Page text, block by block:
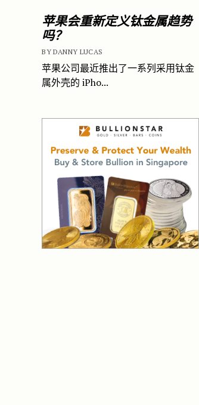
苹果会重新定义钛金属趋势
吗？
BY DANNY LUCAS
苹果公司最近推出了一系列采用钛金
属外壳的 iPho...